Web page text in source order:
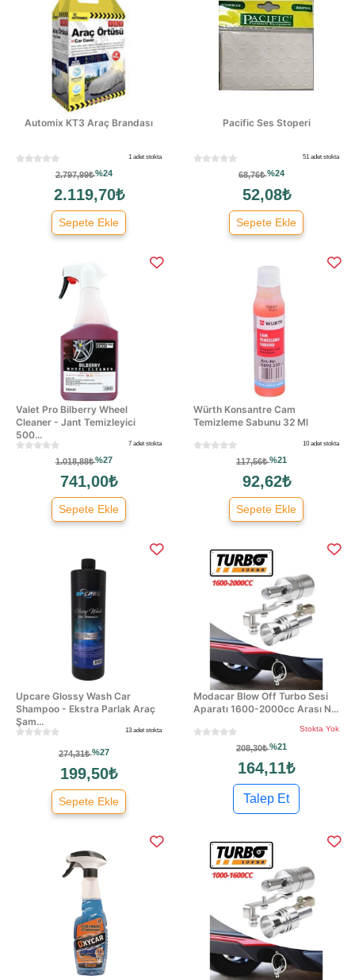
Automix KT3 Araç Brandası
1 adet stokta
2.797,99₺%24
2.119,70₺
Sepete Ekle
Pacific Ses Stoperi
51 adet stokta
68,76₺%24
52,08₺
Sepete Ekle
Valet Pro Bilberry Wheel
Cleaner - Jant Temizleyici
500...
7 adet stokta
1.018,88₺%27
741,00₺
Sepete Ekle
Würth Konsantre Cam
Temizleme Sabunu 32 Ml
10 adet stokta
117,56₺%21
92,62₺
Sepete Ekle
Upcare Glossy Wash Car
Shampoo - Ekstra Parlak Araç
Şam...
13 adet stokta
274,31₺%27
199,50₺
Sepete Ekle
Modacar Blow Off Turbo Sesi
Aparatı 1600-2000cc Arası N...
Stokta Yok
208,30₺%21
164,11₺
Talep Et